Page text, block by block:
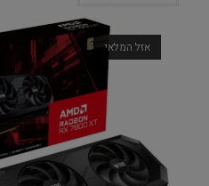
אזל המלאי